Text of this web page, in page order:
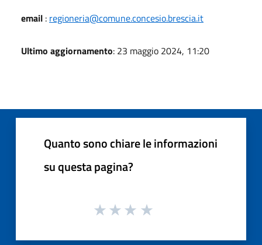
email : regioneria@comune.concesio.brescia.it
Ultimo aggiornamento: 23 maggio 2024, 11:20
Quanto sono chiare le informazioni
su questa pagina?